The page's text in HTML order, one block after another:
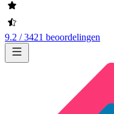
9.2 / 3421 beoordelingen